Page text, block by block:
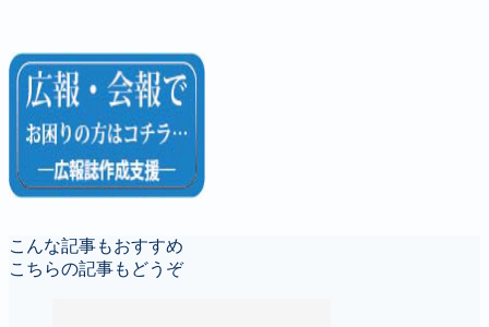
こんな記事もおすすめ
こちらの記事もどうぞ